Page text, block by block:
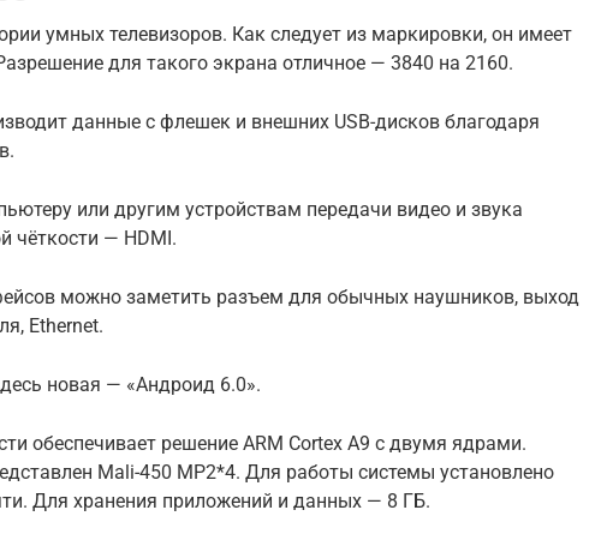
умных телевизоров. Как следует из маркировки, он имеет
для такого экрана отличное — 3840 на 2160.
данные с флешек и внешних USB-дисков благодаря
или другим устройствам передачи видео и звука
чёткости — HDMI.
можно заметить разъем для обычных наушников, выход
Ethernet.
новая — «Андроид 6.0».
обеспечивает решение ARM Cortex A9 с двумя ядрами.
Mali-450 MP2*4. Для работы системы установлено
Для хранения приложений и данных — 8 ГБ.